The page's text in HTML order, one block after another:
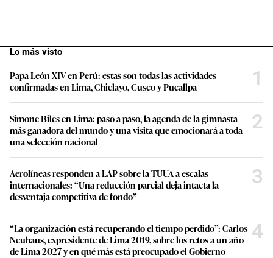
Lo más visto
Papa León XIV en Perú: estas son todas las actividades
confirmadas en Lima, Chiclayo, Cusco y Pucallpa
1
Simone Biles en Lima: paso a paso, la agenda de la gimnasta
más ganadora del mundo y una visita que emocionará a toda
una selección nacional
2
Aerolíneas responden a LAP sobre la TUUA a escalas
internacionales: “Una reducción parcial deja intacta la
desventaja competitiva de fondo”
3
“La organización está recuperando el tiempo perdido”: Carlos
Neuhaus, expresidente de Lima 2019, sobre los retos a un año
de Lima 2027 y en qué más está preocupado el Gobierno
4